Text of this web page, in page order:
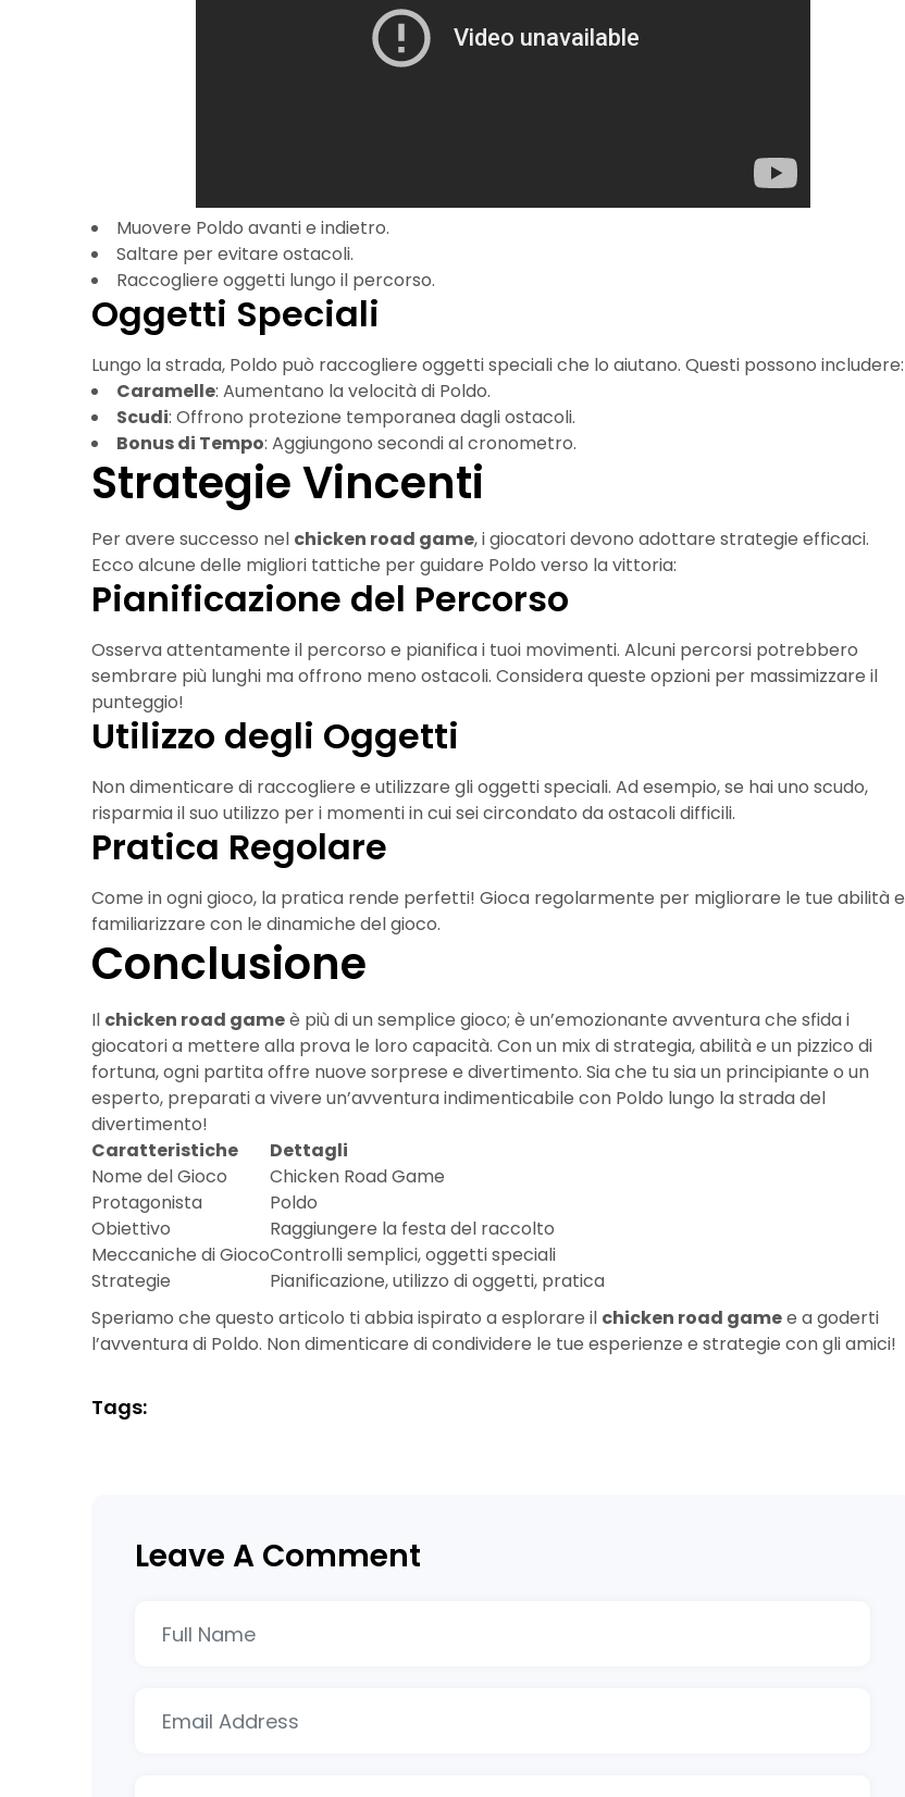
Muovere Poldo avanti e indietro.
Saltare per evitare ostacoli.
Raccogliere oggetti lungo il percorso.
Oggetti Speciali
Lungo la strada, Poldo può raccogliere oggetti speciali che lo aiutano. Questi possono includere:
Caramelle: Aumentano la velocità di Poldo.
Scudi: Offrono protezione temporanea dagli ostacoli.
Bonus di Tempo: Aggiungono secondi al cronometro.
Strategie Vincenti
Per avere successo nel chicken road game, i giocatori devono adottare strategie efficaci.
Ecco alcune delle migliori tattiche per guidare Poldo verso la vittoria:
Pianificazione del Percorso
Osserva attentamente il percorso e pianifica i tuoi movimenti. Alcuni percorsi potrebbero
sembrare più lunghi ma offrono meno ostacoli. Considera queste opzioni per massimizzare il
punteggio!
Utilizzo degli Oggetti
Non dimenticare di raccogliere e utilizzare gli oggetti speciali. Ad esempio, se hai uno scudo,
risparmia il suo utilizzo per i momenti in cui sei circondato da ostacoli difficili.
Pratica Regolare
Come in ogni gioco, la pratica rende perfetti! Gioca regolarmente per migliorare le tue abilità e
familiarizzare con le dinamiche del gioco.
Conclusione
Il chicken road gameè più di un semplice gioco; è un’emozionante avventura che sfida i
giocatori a mettere alla prova le loro capacità. Con un mix di strategia, abilità e un pizzico di
fortuna, ogni partita offre nuove sorprese e divertimento. Sia che tu sia un principiante o un
esperto, preparati a vivere un’avventura indimenticabile con Poldo lungo la strada del
divertimento!
Caratteristiche
Dettagli
Nome del Gioco
Chicken Road Game
Protagonista
Poldo
Obiettivo
Raggiungere la festa del raccolto
Meccaniche di GiocoControlli semplici, oggetti speciali
Strategie
Pianificazione, utilizzo di oggetti, pratica
Speriamo che questo articolo ti abbia ispirato a esplorare il chicken road gamee a goderti
l’avventura di Poldo. Non dimenticare di condividere le tue esperienze e strategie con gli amici!
Tags:
Leave A Comment